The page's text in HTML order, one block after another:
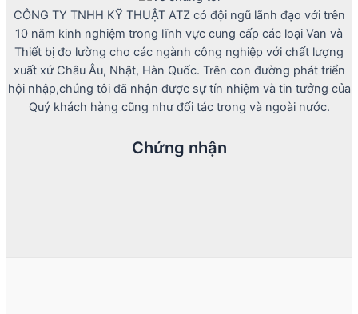
CÔNG TY TNHH KỸ THUẬT ATZ có đội ngũ lãnh đạo với trên
10 năm kinh nghiệm trong lĩnh vực cung cấp các loại Van và
Thiết bị đo lường cho các ngành công nghiệp với chất lượng
xuất xứ Châu Âu, Nhật, Hàn Quốc. Trên con đường phát triển
hội nhập,chúng tôi đã nhận được sự tín nhiệm và tin tưởng của
Quý khách hàng cũng như đối tác trong và ngoài nước.
Chứng nhận